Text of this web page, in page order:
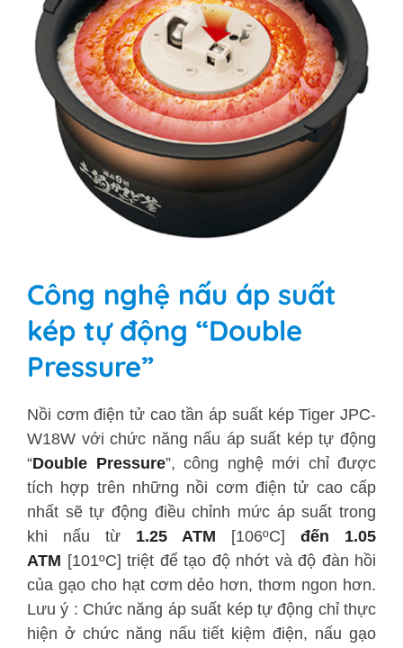
Công nghệ nấu áp suất
kép tự động “Double
Pressure”
Nồi cơm điện tử cao tần áp suất kép Tiger JPC-
W18W với chức năng nấu áp suất kép tự động
“Double Pressure”, công nghệ mới chỉ được
tích hợp trên những nồi cơm điện tử cao cấp
nhất sẽ tự động điều chỉnh mức áp suất trong
khi nấu từ 1.25 ATM [106ºC] đến 1.05
ATM [101ºC] triệt để tạo độ nhớt và độ đàn hồi
của gạo cho hạt cơm dẻo hơn, thơm ngon hơn.
Lưu ý : Chức năng áp suất kép tự động chỉ thực
hiện ở chức năng nấu tiết kiệm điện, nấu gạo